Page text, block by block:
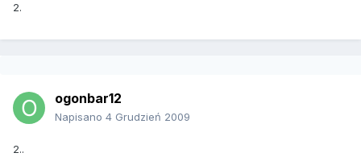
2.
ogonbar12
Napisano 4 Grudzień 2009
2..